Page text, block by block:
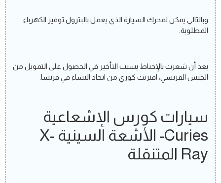
وبالتالي يمكن لمحرك السيارة الذي يعمل بالبترول توفير الكهرباء
المطلوبة.
بعد أن شعرت بالإحباط بسبب التأخير في الحصول على التمويل من
الجيش الفرنسي، اقتربت كوري من اتحاد النساء في فرنسا.
سيارات كورس الإشعاعية
Curies- الأشعة السينية X-
Ray المتنقلة